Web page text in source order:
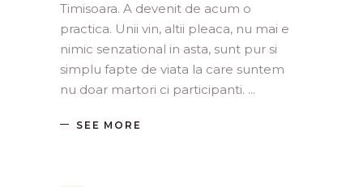
Timisoara. A devenit de acum o
practica. Unii vin, altii pleaca, nu mai e
nimic senzational in asta, sunt pur si
simplu fapte de viata la care suntem
nu doar martori ci participanti.
SEE MORE